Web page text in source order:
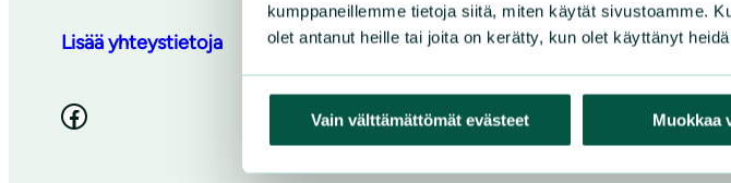
kumppaneillemme tietoja siitä, miten käytät sivustoamme.
olet antanut heille tai joita on kerätty, kun olet käyttänyt
Vain välttämättömät evästeet Muokkaa
Lisää yhteystietoja
Facebook